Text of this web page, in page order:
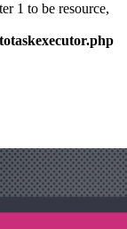
1 to be resource,